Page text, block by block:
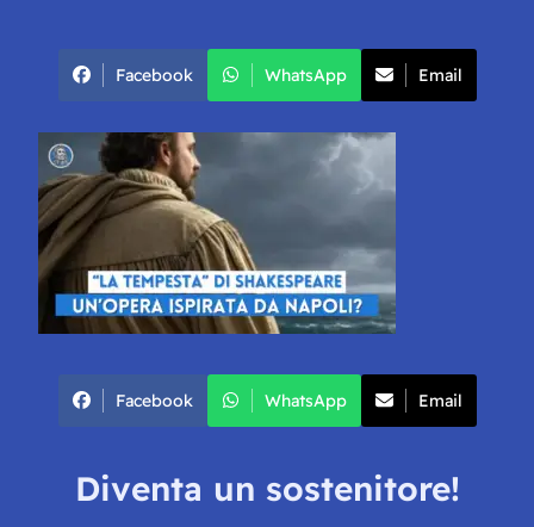
Facebook WhatsApp Email
Facebook WhatsApp Email
Diventa un sostenitore!